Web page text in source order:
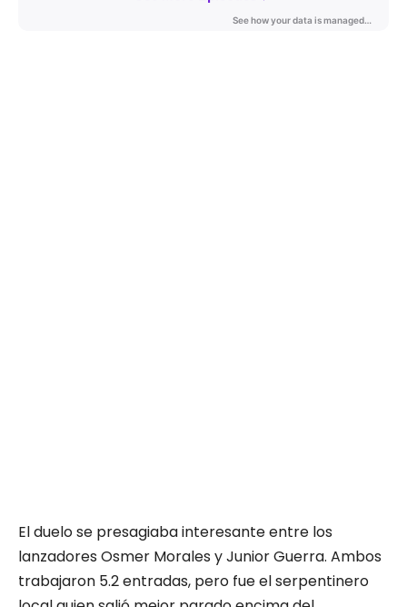
El duelo se presagiaba interesante entre los
lanzadores Osmer Morales y Junior Guerra. Ambos
trabajaron 5.2 entradas, pero fue el serpentinero